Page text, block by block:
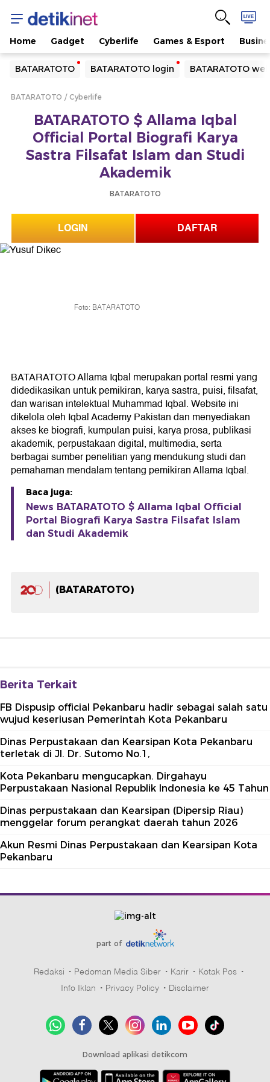
Home Gadget Cyberlife Games & Esport
BATARATOTO BATARATOTO login BATARATOTO
Yang sedang ramai dicari
Loading...
Loading...
BATARATOTO Cyberlife
BATARATOTO $ Allama Iqbal
Official Portal Biografi Karya
Sastra Filsafat Islam dan Studi
Akademik
BATARATOTO
LOGIN DAFTAR
Foto: BATARATOTO
BATARATOTO Allama Iqbal merupakan portal resmi yang
didedikasikan untuk pemikiran, karya sastra, puisi, filsafat,
dan warisan intelektual Muhammad Iqbal. Website ini
dikelola oleh Iqbal Academy Pakistan dan menyediakan
akses ke biografi, kumpulan puisi, karya prosa, publikasi
akademik, perpustakaan digital, multimedia, serta
berbagai sumber penelitian yang mendukung studi dan
pemahaman mendalam tentang pemikiran Allama Iqbal.
Baca juga:
News BATARATOTO $ Allama Iqbal Official
Portal Biografi Karya Sastra Filsafat Islam
dan Studi Akademik
(BATARATOTO)
Berita Terkait
FB Dispusip official Pekanbaru hadir sebagai salah satu
wujud keseriusan Pemerintah Kota Pekanbaru
Dinas Perpustakaan dan Kearsipan Kota Pekanbaru
terletak di Jl. Dr. Sutomo No.1,
Kota Pekanbaru mengucapkan. Dirgahayu
Perpustakaan Nasional Republik Indonesia ke 45 Tahun
Dinas perpustakaan dan Kearsipan (Dipersip Riau)
menggelar forum perangkat daerah tahun 2026
Akun Resmi Dinas Perpustakaan dan Kearsipan Kota
Pekanbaru
part of
Redaksi Pedoman Media Siber Karir
Kotak Pos
Info Iklan
Privacy Policy Disclaimer
Download aplikasi detikcom